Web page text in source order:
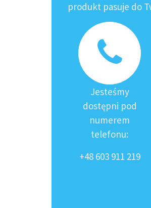
produkt pasuje do
Jesteśmy
dostępni pod
numerem
telefonu:
+48 603 911 219